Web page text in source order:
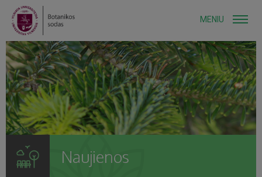
MENIU
Naujienos